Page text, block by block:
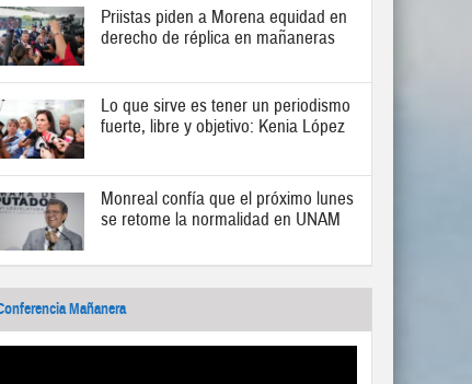
Priistas piden a Morena equidad en
derecho de réplica en mañaneras
Lo que sirve es tener un periodismo
fuerte, libre y objetivo: Kenia López
Monreal confía que el próximo lunes
se retome la normalidad en UNAM
Mañanera